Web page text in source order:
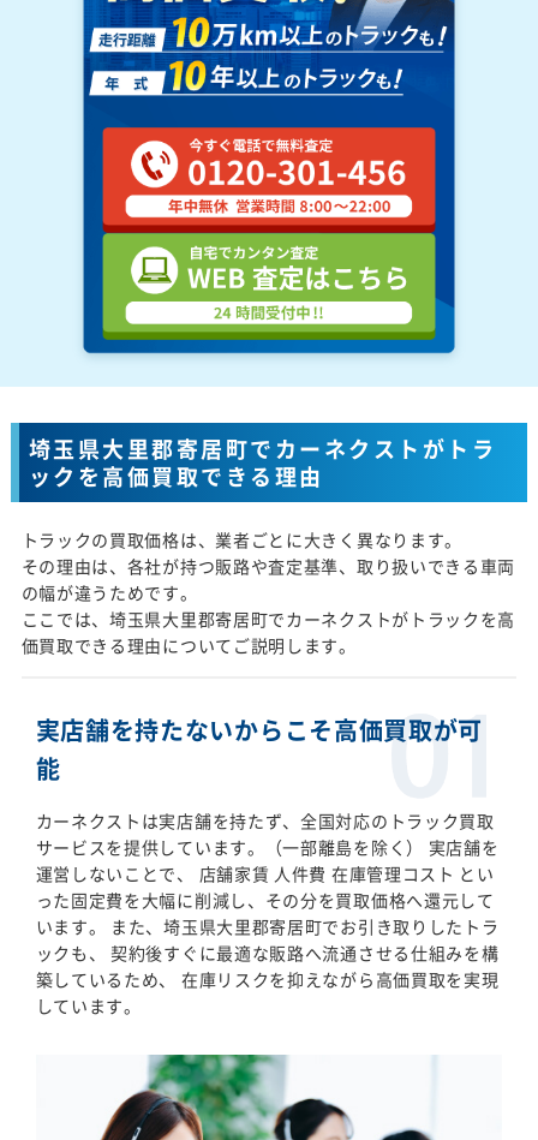
埼玉県大里郡寄居町でカーネクストがトラ
ックを高価買取できる理由
トラックの買取価格は、業者ごとに大きく異なります。
その理由は、各社が持つ販路や査定基準、取り扱いできる車両
の幅が違うためです。
ここでは、埼玉県大里郡寄居町でカーネクストがトラックを高
価買取できる理由についてご説明します。
実店舗を持たないからこそ高価買取が可
能
カーネクストは実店舗を持たず、全国対応のトラック買取
サービスを提供しています。（一部離島を除く） 実店舗を
運営しないことで、 店舗家賃 人件費 在庫管理コスト とい
った固定費を大幅に削減し、その分を買取価格へ還元して
います。 また、埼玉県大里郡寄居町でお引き取りしたトラ
ックも、 契約後すぐに最適な販路へ流通させる仕組みを構
築しているため、 在庫リスクを抑えながら高価買取を実現
しています。